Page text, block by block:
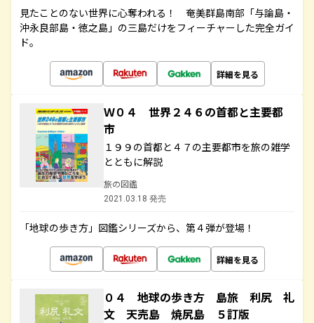
見たことのない世界に心奪われる！ 奄美群島南部「与論島・
沖永良部島・徳之島」の三島だけをフィーチャーした完全ガイ
ド。
詳細を見る
Ｗ０４ 世界２４６の首都と主要都
市
１９９の首都と４７の主要都市を旅の雑学
とともに解説
旅の図鑑
2021.03.18 発売
「地球の歩き方」図鑑シリーズから、第４弾が登場！
詳細を見る
０４ 地球の歩き方 島旅 利尻 礼
文 天売島 焼尻島 ５訂版